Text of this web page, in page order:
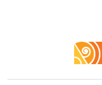
Klīnika